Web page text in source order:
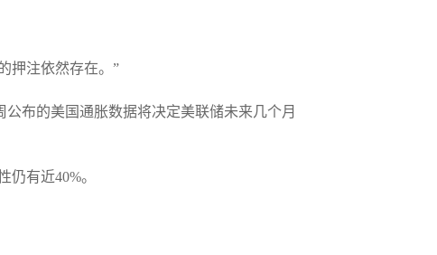
押注依然存在。”
布的美国通胀数据将决定美联储未来几个月
仍有近40%。